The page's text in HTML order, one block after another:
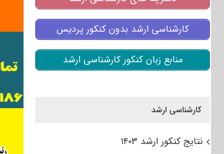
کارشناسی ارشد بدون کنکور پردیس
منابع زبان کنکور کارشناسی ارشد
کارشناسی ارشد
نتایج کنکور ارشد ۱۴۰۳